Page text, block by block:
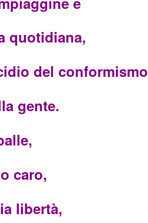
quotidiana,
del conformismo
gente.
caro,
libertà,